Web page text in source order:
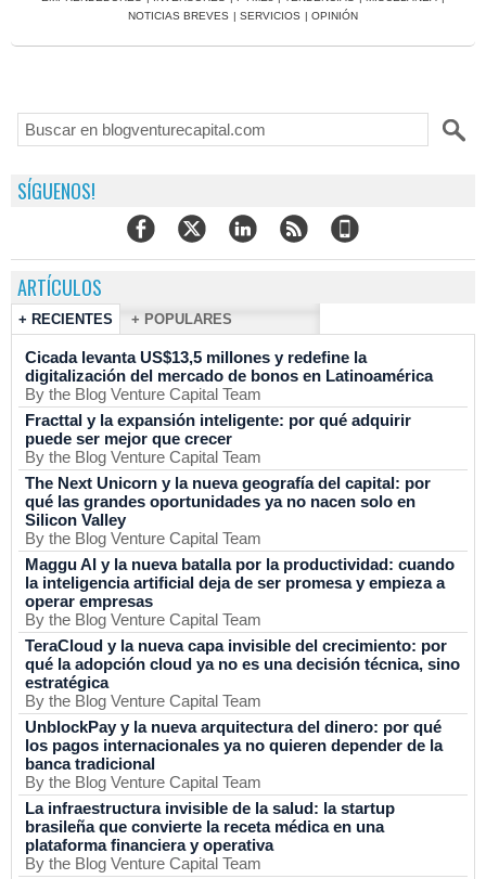
NOTICIAS BREVES | SERVICIOS | OPINIÓN
SÍGUENOS!
ARTÍCULOS
+ RECIENTES + POPULARES
Cicada levanta US$13,5 millones y redefine la
digitalización del mercado de bonos en Latinoamérica
By the Blog Venture Capital Team
Fracttal y la expansión inteligente: por qué adquirir
puede ser mejor que crecer
By the Blog Venture Capital Team
The Next Unicorn y la nueva geografía del capital: por
qué las grandes oportunidades ya no nacen solo en
Silicon Valley
By the Blog Venture Capital Team
Maggu AI y la nueva batalla por la productividad: cuando
la inteligencia artificial deja de ser promesa y empieza a
operar empresas
By the Blog Venture Capital Team
TeraCloud y la nueva capa invisible del crecimiento: por
qué la adopción cloud ya no es una decisión técnica, sino
estratégica
By the Blog Venture Capital Team
UnblockPay y la nueva arquitectura del dinero: por qué
los pagos internacionales ya no quieren depender de la
banca tradicional
By the Blog Venture Capital Team
La infraestructura invisible de la salud: la startup
brasileña que convierte la receta médica en una
plataforma financiera y operativa
By the Blog Venture Capital Team